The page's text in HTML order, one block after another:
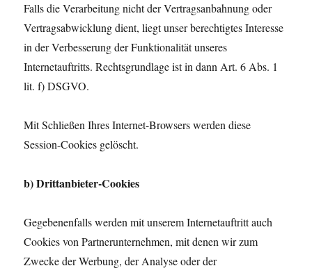
Falls die Verarbeitung nicht der Vertragsanbahnung oder
Vertragsabwicklung dient, liegt unser berechtigtes Interesse
in der Verbesserung der Funktionalität unseres
Internetauftritts. Rechtsgrundlage ist in dann Art. 6 Abs. 1
lit. f) DSGVO.
Mit Schließen Ihres Internet-Browsers werden diese
Session-Cookies gelöscht.
b) Drittanbieter-Cookies
Gegebenenfalls werden mit unserem Internetauftritt auch
Cookies von Partnerunternehmen, mit denen wir zum
Zwecke der Werbung, der Analyse oder der